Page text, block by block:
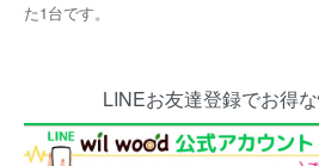
た1台です。
LINEお友達登録でお得